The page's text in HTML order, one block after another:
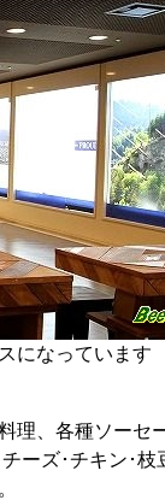
になっています
理、各種ソーセ
ーズ･チキン･